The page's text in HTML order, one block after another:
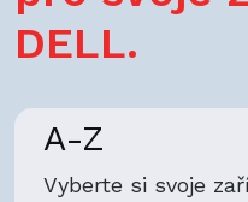
DELL.
A-Z
Vyberte si svoje